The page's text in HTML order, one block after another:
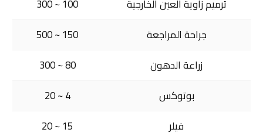
ترميم زاوية العين الخارجية
100 ~ 300
جراحة المراجعة
150 ~ 500
زراعة الدهون
80 ~ 300
بوتوكس
4 ~ 20
فيلر
15 ~ 20